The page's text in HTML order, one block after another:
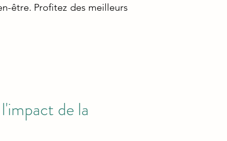
être. Profitez des meilleurs
de la